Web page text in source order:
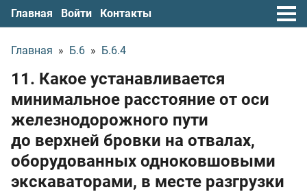
Главная Войти Контакты
Главная » Б.6 » Б.6.4
11. Какое устанавливается
минимальное расстояние от оси
железнодорожного пути
до верхней бровки на отвалах,
оборудованных одноковшовыми
экскаваторами, в месте разгрузки